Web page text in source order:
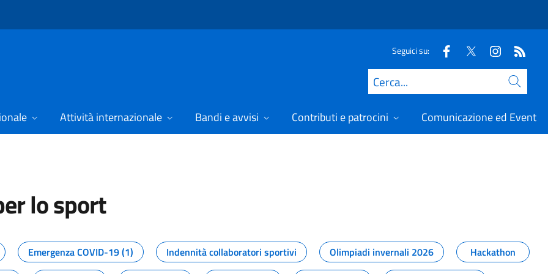
Seguici su:
Cerca
Attività internazionale Bandi e avvisi Contributi e patrocini Comunicazione ed Eventi
lo sport
dal Dipartimento per lo sport
Emergenza COVID-19 (1) Indennità collaboratori sportivi Olimpiadi invernali 2026
Hackathon